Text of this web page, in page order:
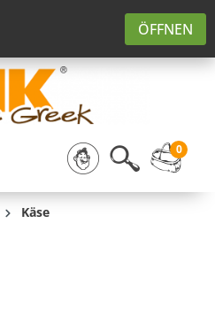
ÖFFNEN
0
Käse